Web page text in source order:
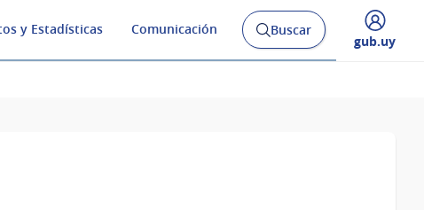
y Estadísticas Comunicación
Abrir
buscador
Buscar
Desplegar
gub.uy